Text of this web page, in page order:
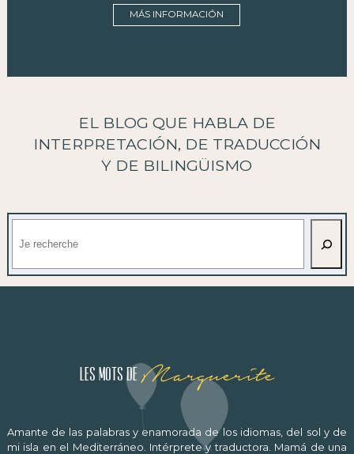
MÁS INFORMACIÓN
EL BLOG QUE HABLA DE
INTERPRETACIÓN, DE TRADUCCIÓN
Y DE BILINGÜISMO
Les mots de Marguerite
Amante de las palabras y enamorada de los idiomas, del sol y de
mi isla en el Mediterráneo. Intérprete y traductora. Mamá de una